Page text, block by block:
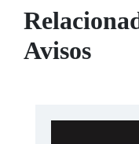
Avisos